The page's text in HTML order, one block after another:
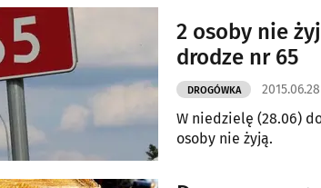
2 osoby nie
drodze nr 65
DROGÓWKA
W niedzielę (28.06)
osoby nie żyją.